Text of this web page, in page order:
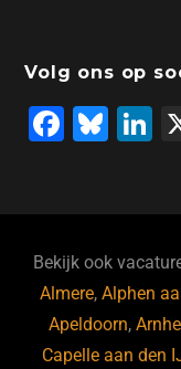
Volg ons op
F
b
o
o
Bl
ky
Li
n
Bekijk ook
Almere,Alphen
Apeldoorn,
Capelle aan den